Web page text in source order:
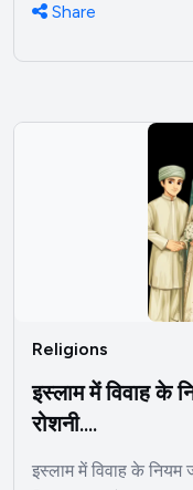
Share
Religions
इस्लाम में विवाह के
रोशनी....
इस्लाम में विवाह के